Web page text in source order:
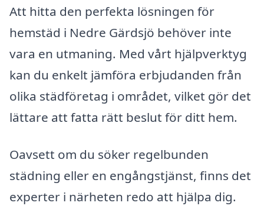
Att hitta den perfekta lösningen för
hemstäd i Nedre Gärdsjö behöver inte
vara en utmaning. Med vårt hjälpverktyg
kan du enkelt jämföra erbjudanden från
olika städföretag i området, vilket gör det
lättare att fatta rätt beslut för ditt hem.
Oavsett om du söker regelbunden
städning eller en engångstjänst, finns det
experter i närheten redo att hjälpa dig.